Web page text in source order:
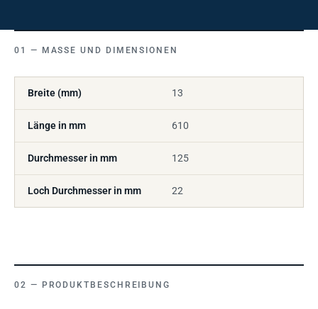
MASSE UND DIMENSIONEN
Breite (mm) 13
Länge in mm 610
Durchmesser in mm 125
Loch Durchmesser in mm 22
PRODUKTBESCHREIBUNG